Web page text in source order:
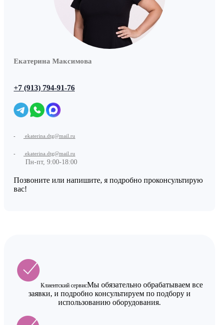
Екатерина Максимова
+7 (913) 794-91-76
ekaterina.dtg@mail.ru
ekaterina.dtg@mail.ru
Пн-пт, 9:00-18:00
Позвоните или напишите, я подробно проконсультирую
вас!
Клиентский сервисМы обязательно обрабатываем все
заявки, и подробно консультируем по подбору и
использованию оборудования.